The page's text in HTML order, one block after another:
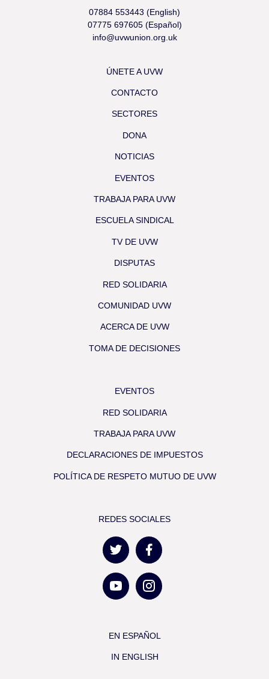
07884 553443 (English)
07775 697605 (Español)
info@uvwunion.org.uk
ÚNETE A UVW
CONTACTO
SECTORES
DONA
NOTICIAS
EVENTOS
TRABAJA PARA UVW
ESCUELA SINDICAL
TV DE UVW
DISPUTAS
RED SOLIDARIA
COMUNIDAD UVW
ACERCA DE UVW
TOMA DE DECISIONES
EVENTOS
RED SOLIDARIA
TRABAJA PARA UVW
DECLARACIONES DE IMPUESTOS
POLÍTICA DE RESPETO MUTUO DE UVW
REDES SOCIALES
EN ESPAÑOL
IN ENGLISH